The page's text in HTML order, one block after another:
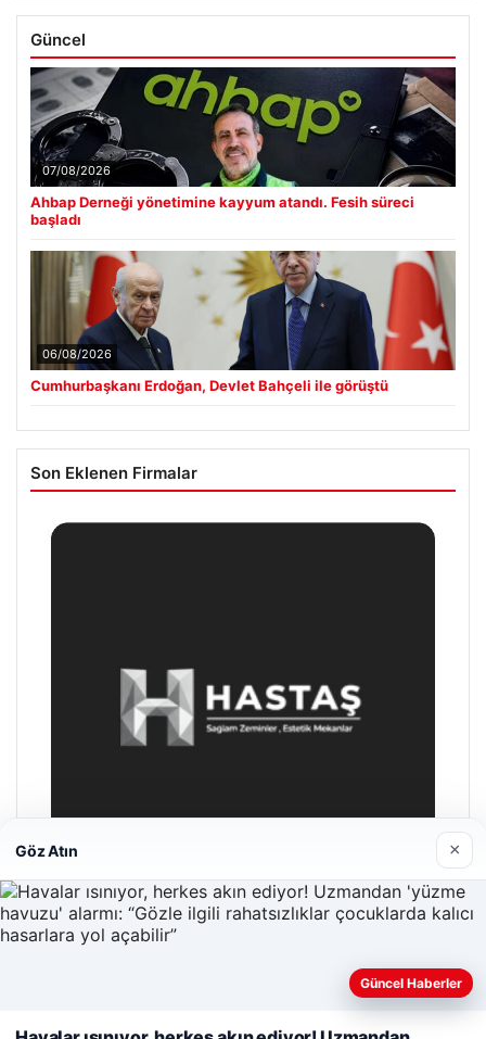
Güncel
07/08/2026
Ahbap Derneği yönetimine kayyum atandı. Fesih süreci
başladı
06/08/2026
Cumhurbaşkanı Erdoğan, Devlet Bahçeli ile görüştü
Son Eklenen Firmalar
Hastaş Beton
Göz Atın ×
Güncel Haberler